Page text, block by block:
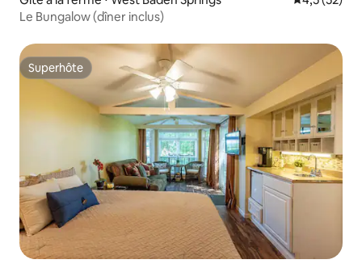
Le Bungalow (dîner inclus)
Superhôte
Superhôte